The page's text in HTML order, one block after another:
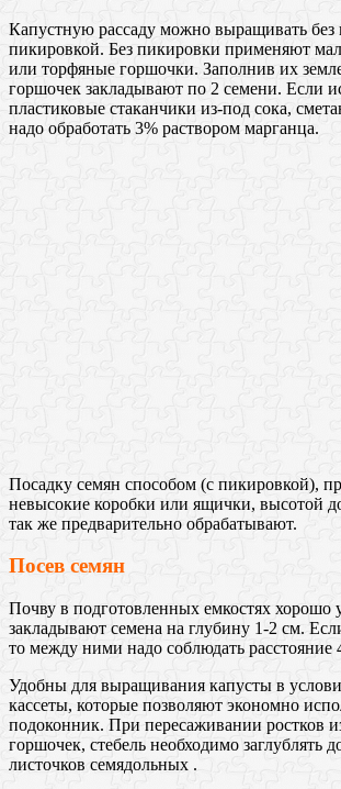
Капустную рассаду можно выращивать без
пикировкой. Без пикировки применяют
или торфяные горшочки. Заполнив их
горшочек закладывают по 2 семени. Если
пластиковые стаканчики из-под сока,
надо обработать 3% раствором марганца.
Посадку семян способом (с пикировкой),
невысокие коробки или ящички, высотой
так же предварительно обрабатывают.
Посев семян
Почву в подготовленных емкостях хорошо
закладывают семена на глубину 1-2 см.
то между ними надо соблюдать расстояние
Удобны для выращивания капусты в
кассеты, которые позволяют экономно
подоконник. При пересаживании ростков
горшочек, стебель необходимо заглублять
листочков семядольных .